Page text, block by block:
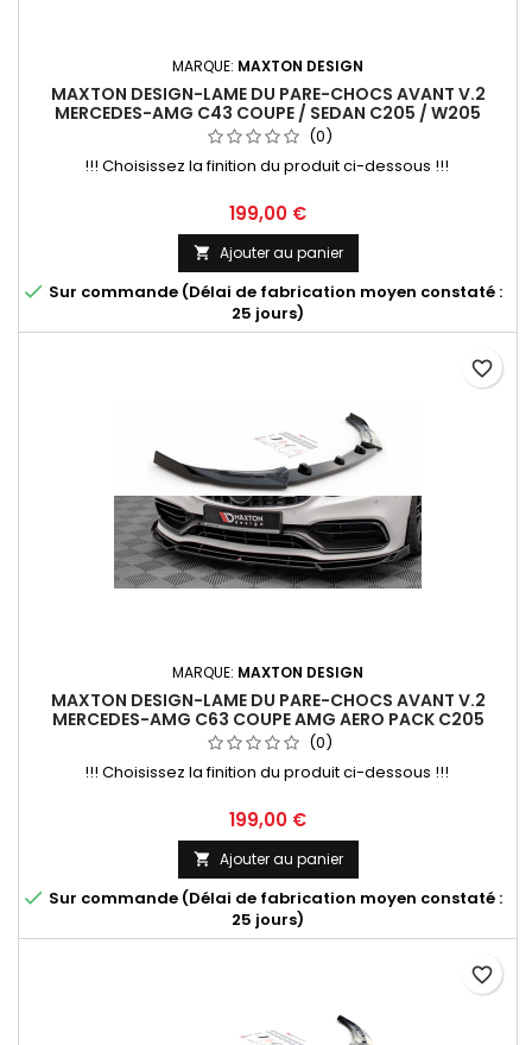
MARQUE: MAXTON DESIGN
MAXTON DESIGN-LAME DU PARE-CHOCS AVANT V.2
MERCEDES-AMG C43 COUPE / SEDAN C205 / W205
FACELIFT (0)
!!! Choisissez la finition du produit ci-dessous !!!
Prix
199,00 €
 Ajouter au panier
 Sur commande (Délai de fabrication moyen constaté :
25 jours)
MARQUE: MAXTON DESIGN
MAXTON DESIGN-LAME DU PARE-CHOCS AVANT V.2
MERCEDES-AMG C63 COUPE AMG AERO PACK C205
FACELIFT (0)
!!! Choisissez la finition du produit ci-dessous !!!
Prix
199,00 €
 Ajouter au panier
 Sur commande (Délai de fabrication moyen constaté :
25 jours)
favorite_border
favorite_border